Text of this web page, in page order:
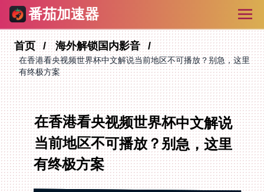
番茄加速器
首页 海外解锁国内影音
在香港看央视频世界杯中文解说当前地区不可播放？别急，这里
有终极方案
在香港看央视频世界杯中文解说
当前地区不可播放？别急，这里
有终极方案